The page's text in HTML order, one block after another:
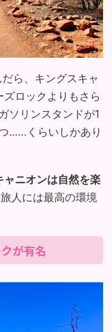
ら、キングスキャ
ロックよりもさら
ソリンスタンドが1
……くらいしかあり
ャニオンは自然を楽
人には最高の環境
が有名